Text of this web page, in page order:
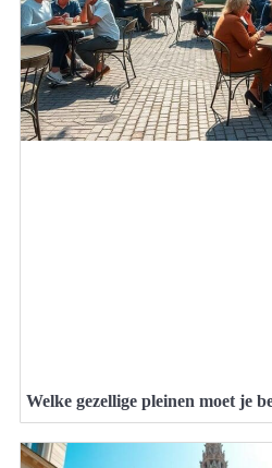
Welke gezellige pleinen moet je